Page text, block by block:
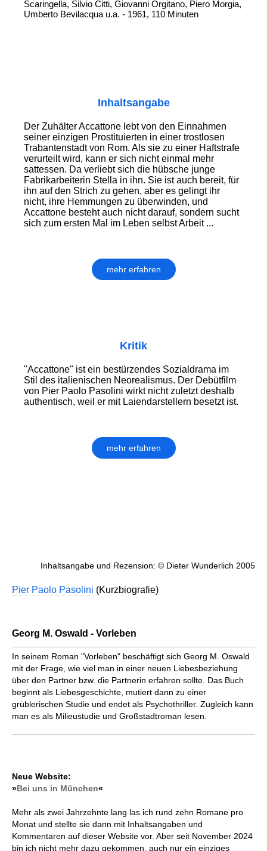
Scaringella, Silvio Citti, Giovanni Orgitano, Piero Morgia,
Umberto Bevilacqua u.a. - 1961, 110 Minuten
Inhaltsangabe
Der Zuhälter Accattone lebt von den Einnahmen
seiner einzigen Prostituierten in einer trostlosen
Trabantenstadt von Rom. Als sie zu einer Haftstrafe
verurteilt wird, kann er sich nicht einmal mehr
sattessen. Da verliebt sich die hübsche junge
Fabrikarbeiterin Stella in ihn. Sie ist auch bereit, für
ihn auf den Strich zu gehen, aber es gelingt ihr
nicht, ihre Hemmungen zu überwinden, und
Accattone besteht auch nicht darauf, sondern sucht
sich zum ersten Mal im Leben selbst Arbeit ...
mehr erfahren
Kritik
"Accattone" ist ein bestürzendes Sozialdrama im
Stil des italienischen Neorealismus. Der Debütfilm
von Pier Paolo Pasolini wirkt nicht zuletzt deshalb
authentisch, weil er mit Laiendarstellern besetzt ist.
mehr erfahren
Inhaltsangabe und Rezension: © Dieter Wunderlich 2005
Pier Paolo Pasolini (Kurzbiografie)
Georg M. Oswald - Vorleben
In seinem Roman "Vorleben" beschäftigt sich Georg M. Oswald
mit der Frage, wie viel man in einer neuen Liebesbeziehung
über den Partner bzw. die Partnerin erfahren sollte. Das Buch
beginnt als Liebesgeschichte, mutiert dann zu einer
grüblerischen Studie und endet als Psychothriller. Zugleich kann
man es als Milieustudie und Großstadtroman lesen.
Neue Website:
»Bei uns in München«
Mehr als zwei Jahrzehnte lang las ich rund zehn Romane pro
Monat und stellte sie dann mit Inhaltsangaben und
Kommentaren auf dieser Website vor. Aber seit November 2024
bin ich nicht mehr dazu gekommen, auch nur ein einziges